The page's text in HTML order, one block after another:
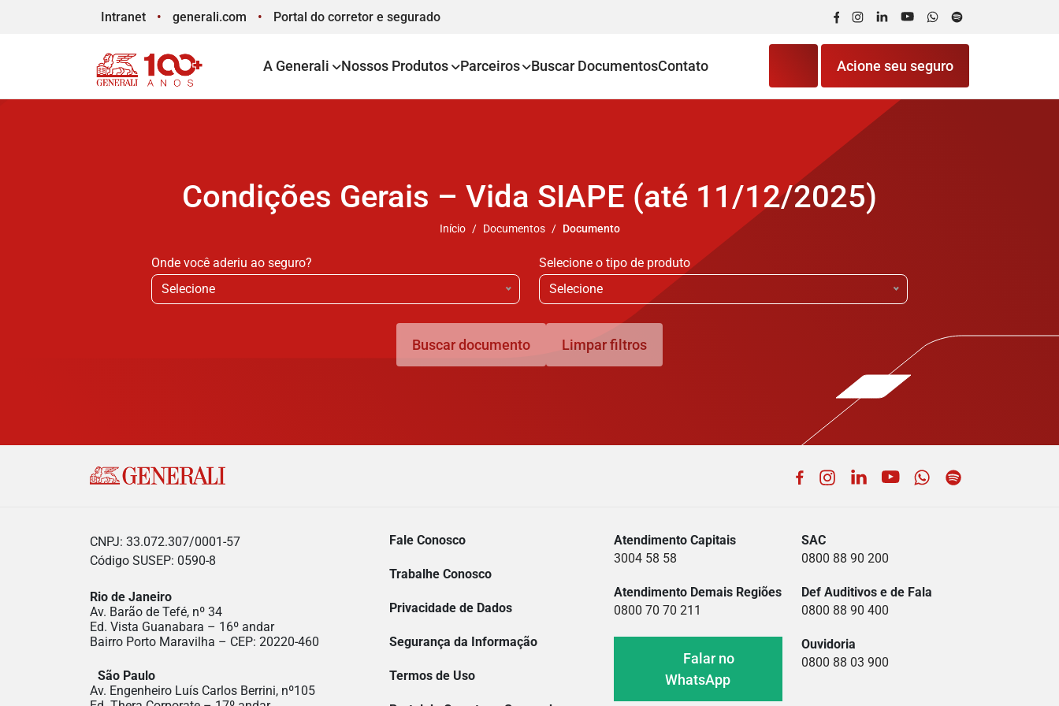
Intranet generali.com Portal do corretor e segurado FacebookInstagram
LinkedInYouTubeWhatsApp
Spotify
A Generali Nossos Produtos Parceiros Buscar DocumentosContato Acione seu seguro
Condições Gerais – Vida SIAPE (até 11/12/2025)
Início Documentos Documento
Onde você aderiu ao seguro?
Selecione
Selecione o tipo de produto
Selecione
Buscar documento Limpar filtros
Facebook
Instagram
LinkedIn
YouTubeWhatsApp
CNPJ: 33.072.307/0001-57
Código SUSEP: 0590-8
Rio de Janeiro
Av. Barão de Tefé, nº 34
Ed. Vista Guanabara – 16º andar
Bairro Porto Maravilha – CEP: 20220-460
São Paulo
Av. Engenheiro Luís Carlos Berrini, nº105
Fale Conosco
Trabalhe Conosco
Privacidade de Dados
Segurança da Informação
Termos de Uso
Atendimento Capitais
3004 58 58
Atendimento Demais Regiões
0800 70 70 211
Falar no
WhatsApp
SAC
0800 88 90 200
Def Auditivos e de Fala
0800 88 90 400
Ouvidoria
0800 88 03 900